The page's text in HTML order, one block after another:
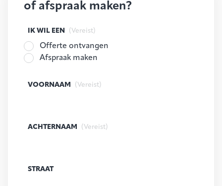
of afspraak maken?
IK WIL EEN (Vereist)
Offerte ontvangen
Afspraak maken
VOORNAAM (Vereist)
ACHTERNAAM (Vereist)
STRAAT